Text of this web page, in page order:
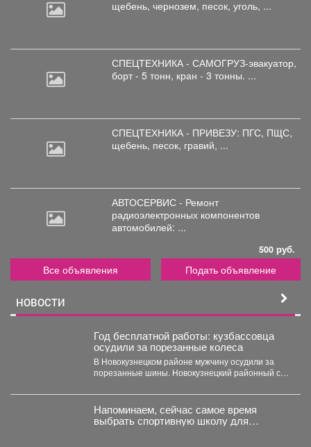
щебень, чернозем, песок, уголь, ...
СПЕЦТЕХНИКА - САМОГРУЗ-эвакуатор,
борт - 5 тонн, кран - 3 тонны. ...
СПЕЦТЕХНИКА - ПРИВЕЗУ: ПГС, ПЩС,
щебень, песок, гравий, ...
АВТОСЕРВИС - Ремонт
радиоэлектронных компонентов
автомобилей: ...
500 руб.
Все объявления Подать объявление
НОВОСТИ
Год бесплатной работы: кузбассовца
осудили за порезанные колеса
В Новокузнецком районе мужчину осудили за
порезанные шины. Новокузнецкий районный суд
Напоминаем, сейчас самое время
выбрать спортивную школу для
ребёнка.